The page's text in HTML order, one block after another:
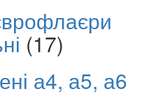
(17)
а4, а5, а6